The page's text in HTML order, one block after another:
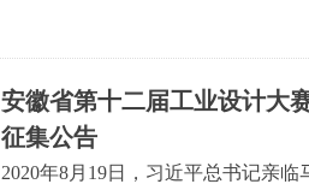
老年人生活质量的重要举措。
为响应国家关于积极应对人口老龄
举办“适老化卫浴创新设计”分项赛
捷、舒适的卫浴解决方案，助力构
安徽省第十二届工业设计大
征集公告
2020年8月19日，习近平总书记亲